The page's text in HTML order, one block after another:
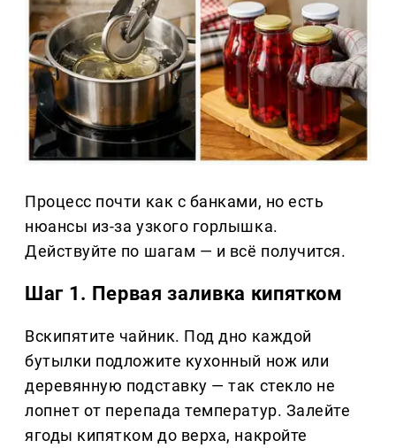
Процесс почти как с банками, но есть
нюансы из-за узкого горлышка.
Действуйте по шагам — и всё получится.
Шаг 1. Первая заливка кипятком
Вскипятите чайник. Под дно каждой
бутылки подложите кухонный нож или
деревянную подставку — так стекло не
лопнет от перепада температур. Залейте
ягоды кипятком до верха, накройте